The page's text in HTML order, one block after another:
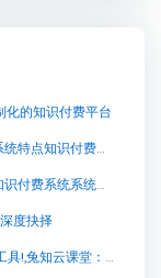
化的知识付费平台
性价比高知识付费系统特点【性价比高知识付费系统特点知识付费系统系统怎么制作，知识付费系统搭建使用教程】
专属知识付费系统搭建【专属知识付费系统搭建知识付费系统系统怎么制作，知识付费系统搭建使用教程】
度抉择
五大知识付费平台-知识产品与用户服务的数字化工具!,兔知云课堂：创新科技助力个性化知识付费学习